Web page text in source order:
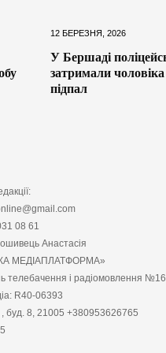
12 БЕРЕЗНЯ, 2026
У Бершаді
затримали чоловіка
підпал
08 61
Анастасія
МЕДІАПЛАТФОРМА»
телебачення і радіомовлення
R40-06393
буд. 8, 21005 +380953626765